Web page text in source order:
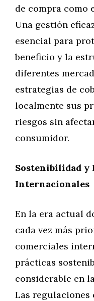
de compra como
Una gestión
esencial para
beneficio y la
diferentes
estrategias de
localmente sus
riesgos sin
consumidor.
Sostenibilidad y
Internacionales
En la era actual
cada vez más
comerciales
prácticas
considerable en
Las regulaciones